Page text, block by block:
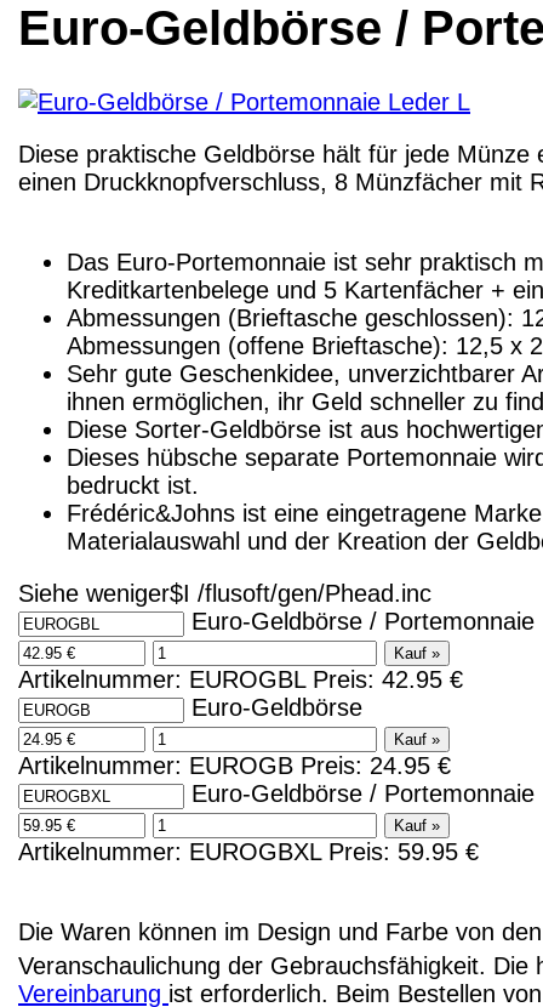
Euro-Geldbörse /
Diese praktische Geldbörse hält für jede
einen Druckknopfverschluss, 8 Münzfächer mit
Das Euro-Portemonnaie ist sehr praktisch
Kreditkartenbelege und 5 Kartenfächer +
Abmessungen (Brieftasche geschlossen):
Abmessungen (offene Brieftasche): 12,5 x
Sehr gute Geschenkidee, unverzichtbarer
ihnen ermöglichen, ihr Geld schneller zu
Diese Sorter-Geldbörse ist aus
Dieses hübsche separate Portemonnaie
bedruckt ist.
Frédéric&Johns ist eine eingetragene
Materialauswahl und der Kreation der
Siehe weniger$I /flusoft/gen/Phead.inc
Euro-Geldbörse / Portemonnaie
Artikelnummer: EUROGBL Preis: 42.95 €
Euro-Geldbörse
Artikelnummer: EUROGB Preis: 24.95 €
Euro-Geldbörse / Portemonnaie
Artikelnummer: EUROGBXL Preis: 59.95 €
Die Waren können im Design und Farbe von
Veranschaulichung der Gebrauchsfähigkeit.
Vereinbarung ist erforderlich. Beim Bestellen